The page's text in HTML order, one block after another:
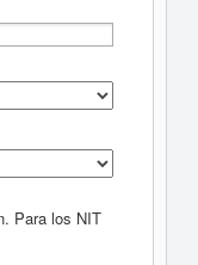
Para los NIT